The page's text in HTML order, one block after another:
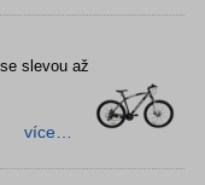
slevou až
více…